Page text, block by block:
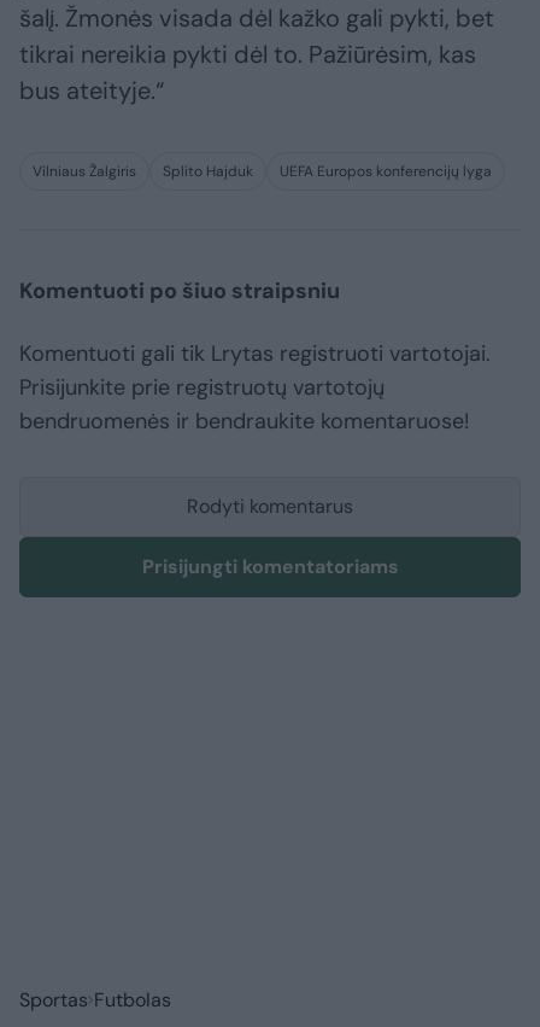
šalį. Žmonės visada dėl kažko gali pykti, bet
tikrai nereikia pykti dėl to. Pažiūrėsim, kas
bus ateityje.“
Vilniaus Žalgiris Splito Hajduk UEFA Europos konferencijų lyga
Komentuoti po šiuo straipsniu
Komentuoti gali tik Lrytas registruoti vartotojai.
Prisijunkite prie registruotų vartotojų
bendruomenės ir bendraukite komentaruose!
Rodyti komentarus
Prisijungti komentatoriams
Sportas Futbolas